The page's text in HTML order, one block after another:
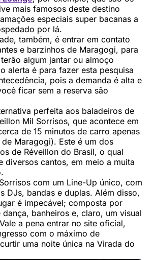
mais famosos deste destino
especiais super bacanas a
por lá.
também, é entrar em contato
e barzinhos de Maragogi, para
algum jantar ou almoço
alerta é para fazer esta pesquisa
pois a demanda é alta e
ficar sem a reserva são
perfeita aos baladeiros de
Mil Sorrisos, que acontece em
de 15 minutos de carro apenas
Maragogi). Este é um dos
de Réveillon do Brasil, o qual
diversos cantos, em meio a muita
com um Line-Up único, com
DJs, bandas e duplas. Além disso,
é impecável; composta por
dança, banheiros e, claro, um visual
a pena entrar no site oficial,
com o máximo de
uma noite única na Virada do